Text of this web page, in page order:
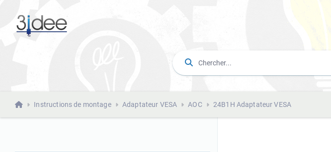
Instructions de montage Adaptateur VESA AOC 24B1H Adaptateur VESA